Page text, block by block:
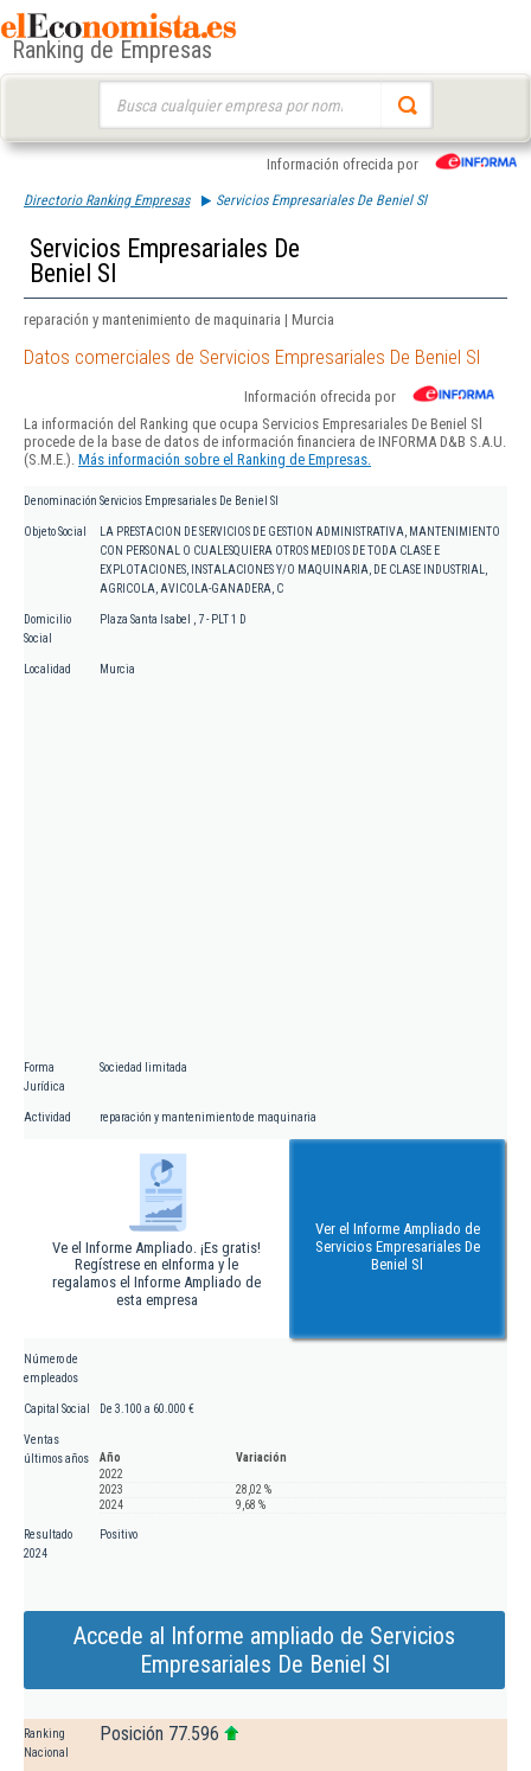
Ranking de Empresas
Información ofrecida por
Directorio Ranking Empresas Servicios Empresariales De Beniel Sl
Servicios Empresariales De
Beniel Sl
reparación y mantenimiento de maquinaria | Murcia
Datos comerciales de Servicios Empresariales De Beniel Sl
Información ofrecida por
La información del Ranking que ocupa Servicios Empresariales De Beniel Sl
procede de la base de datos de información financiera de INFORMA D&B S.A.U.
(S.M.E.). Más información sobre el Ranking de Empresas.
Denominación Servicios Empresariales De Beniel Sl
Objeto Social
LA PRESTACION DE SERVICIOS DE GESTION ADMINISTRATIVA, MANTENIMIENTO
CON PERSONAL O CUALESQUIERA OTROS MEDIOS DE TODA CLASE E
EXPLOTACIONES, INSTALACIONES Y/O MAQUINARIA, DE CLASE INDUSTRIAL,
AGRICOLA, AVICOLA-GANADERA, C
Domicilio
Social
Plaza Santa Isabel , 7 - PLT 1 D
Localidad Murcia
Forma
Jurídica
Sociedad limitada
Actividad reparación y mantenimiento de maquinaria
Ve el Informe Ampliado. ¡Es gratis!
Regístrese en eInforma y le
regalamos el Informe Ampliado de
esta empresa
Ver el Informe Ampliado de
Servicios Empresariales De
Beniel Sl
Número de
empleados
Capital Social De 3.100 a 60.000 €
Ventas
últimos años
Año
Variación
2022
2023
28,02 %
2024
9,68 %
Resultado
2024
Positivo
Accede al Informe ampliado de Servicios
Empresariales De Beniel Sl
Ranking
Nacional
Posición 77.596